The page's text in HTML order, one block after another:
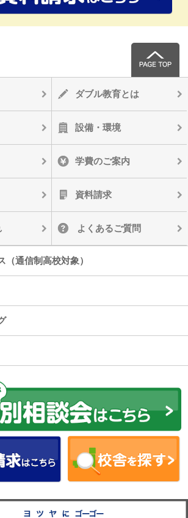
ダブル教育とは
設備・環境
学費のご案内
資料請求
よくあるご質問
（通信制高校対象）